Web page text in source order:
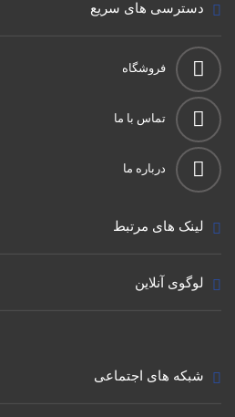
دسترسی های سریع
فروشگاه
تماس با ما
درباره ما
لینک های مرتبط
لوگوی آنلاین
شبکه های اجتماعی